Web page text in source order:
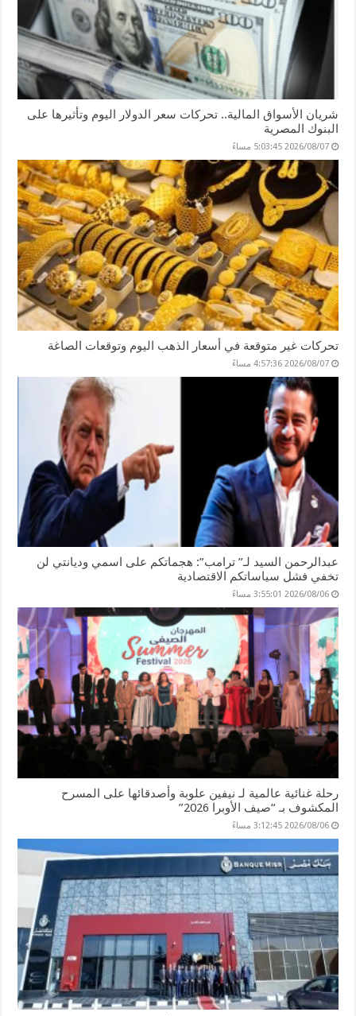
شريان الأسواق المالية.. تحركات سعر الدولار اليوم وتأثيرها على
البنوك المصرية
2026/08/07 5:03:45 مساءً
تحركات غير متوقعة في أسعار الذهب اليوم وتوقعات الصاغة
2026/08/07 4:57:36 مساءً
عبدالرحمن السيد لـ” ترامب”: هجماتكم على اسمي وديانتي لن
تخفي فشل سياساتكم الاقتصادية
2026/08/06 3:55:01 مساءً
رحلة غنائية عالمية لـ نيفين علوبة وأصدقائها على المسرح
المكشوف بـ “صيف الأوبرا 2026”
2026/08/06 3:12:45 مساءً